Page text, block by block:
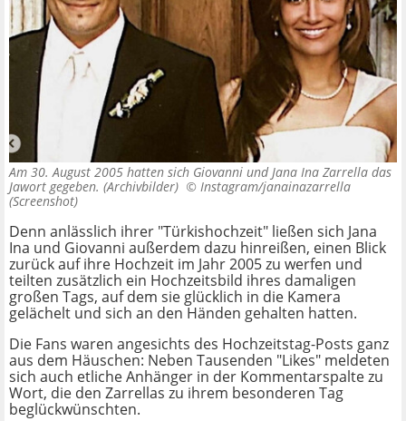
Am 30. August 2005 hatten sich Giovanni und Jana Ina Zarrella das
Jawort gegeben. (Archivbilder) © Instagram/janainazarrella
(Screenshot)
Denn anlässlich ihrer "Türkishochzeit" ließen sich Jana
Ina und Giovanni außerdem dazu hinreißen, einen Blick
zurück auf ihre Hochzeit im Jahr 2005 zu werfen und
teilten zusätzlich ein Hochzeitsbild ihres damaligen
großen Tags, auf dem sie glücklich in die Kamera
gelächelt und sich an den Händen gehalten hatten.
Die Fans waren angesichts des Hochzeitstag-Posts ganz
aus dem Häuschen: Neben Tausenden "Likes" meldeten
sich auch etliche Anhänger in der Kommentarspalte zu
Wort, die den Zarrellas zu ihrem besonderen Tag
beglückwünschten.